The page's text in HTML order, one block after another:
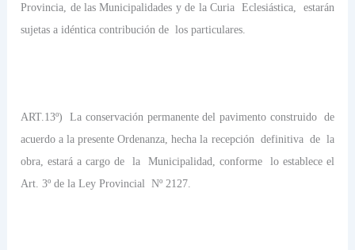
Provincia, de las Municipalidades y de la Curia Eclesiástica,
estarán
sujetas a idéntica contribución de los particulares.
ART.13º) La conservación permanente del pavimento construido
de
acuerdo a la presente Ordenanza, hecha la recepción definitiva de la
obra, estará a cargo de
la Municipalidad, conforme
lo establece el
Art. 3º de la Ley Provincial
Nº 2127.